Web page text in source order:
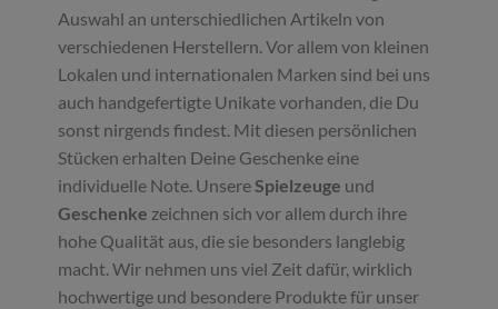
Auswahl an unterschiedlichen Artikeln von
verschiedenen Herstellern. Vor allem von kleinen
Lokalen und internationalen Marken sind bei uns
auch handgefertigte Unikate vorhanden, die Du
sonst nirgends findest. Mit diesen persönlichen
Stücken erhalten Deine Geschenke eine
individuelle Note. UnsereSpielzeuge und
Geschenke zeichnen sich vor allem durch ihre
hohe Qualität aus, die sie besonders langlebig
macht. Wir nehmen uns viel Zeit dafür, wirklich
hochwertige und besondere Produkte für unser